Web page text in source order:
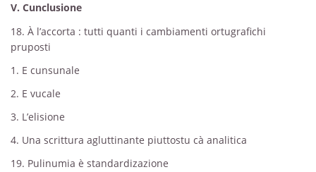
V. Cunclusione
18. À l’accorta : tutti quanti i cambiamenti ortugrafichi
pruposti
1. E cunsunale
2. E vucale
3. L’elisione
4. Una scrittura agluttinante piuttostu cà analitica
19. Pulinumia è standardizazione